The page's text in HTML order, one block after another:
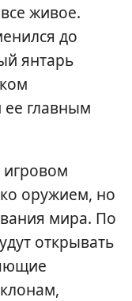
живое.
до
янтарь
главным
оружием, но
мира. По
открывать